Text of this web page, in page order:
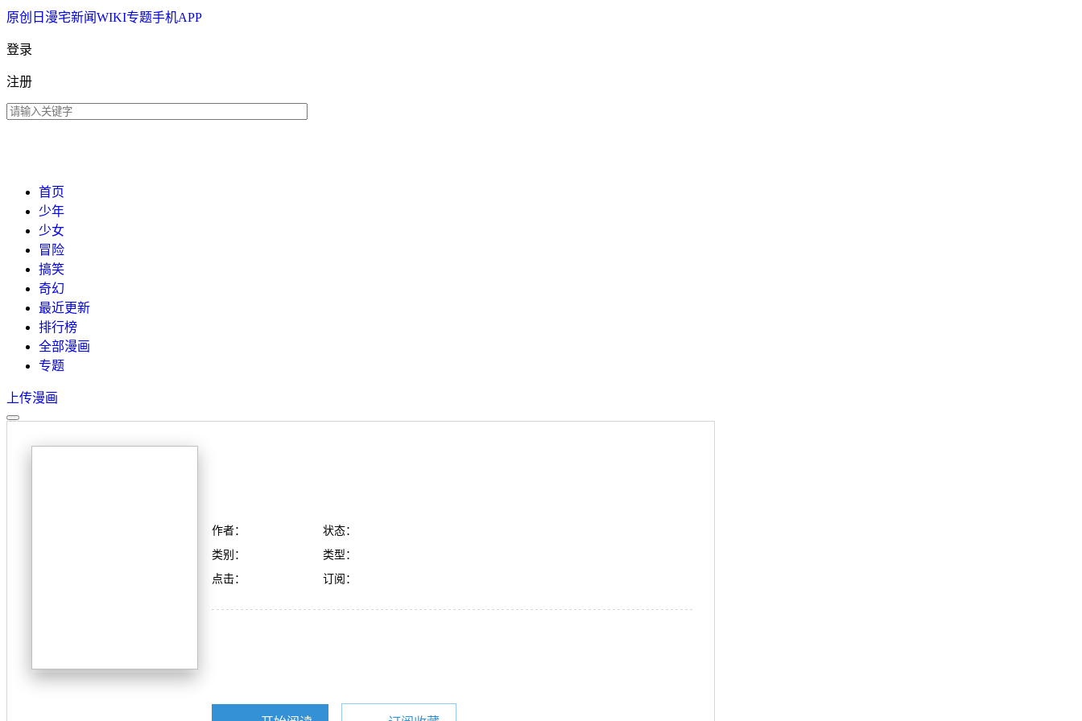
原创 日漫宅新闻WIKI专题手机APP
登录
注册
首页
少年
少女
冒险
搞笑
奇幻
最近更新
排行榜
全部漫画
专题
上传漫画
作者：
状态：
类别：
类型：
点击：
订阅：